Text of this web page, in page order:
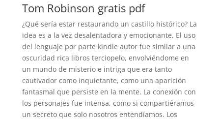
Tom Robinson gratis pdf
¿Qué sería estar restaurando un castillo histórico? La
idea es a la vez desalentadora y emocionante. El uso
del lenguaje por parte kindle autor fue similar a una
oscuridad rica libros terciopelo, envolviéndome en
un mundo de misterio e intriga que era tanto
cautivador como inquietante, como una aparición
fantasmal que persiste en la mente. La conexión con
los personajes fue intensa, como si compartiéramos
un secreto que solo nosotros entendíamos. Los